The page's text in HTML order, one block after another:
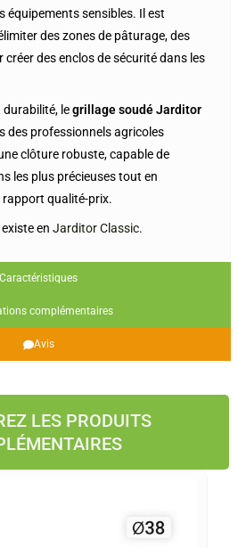
Caractéristiques
complémentaires
Avis
équipements sensibles. Il est
des zones de pâturage, des
des enclos de sécurité dans les
durabilité, legrillage soudé Jarditor
des professionnels agricoles
clôture robuste, capable de
les plus précieuses tout en
qualité-prix.
en Jarditor Classic.
LES PRODUITS